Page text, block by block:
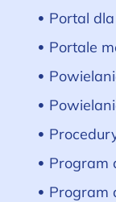
Portal
Portale
Program
Program